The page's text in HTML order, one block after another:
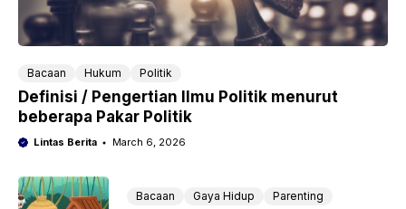
Bacaan Hukum Politik
Definisi / Pengertian Ilmu Politik menurut
beberapa Pakar Politik
Lintas Berita March 6, 2026
Bacaan Gaya Hidup Parenting